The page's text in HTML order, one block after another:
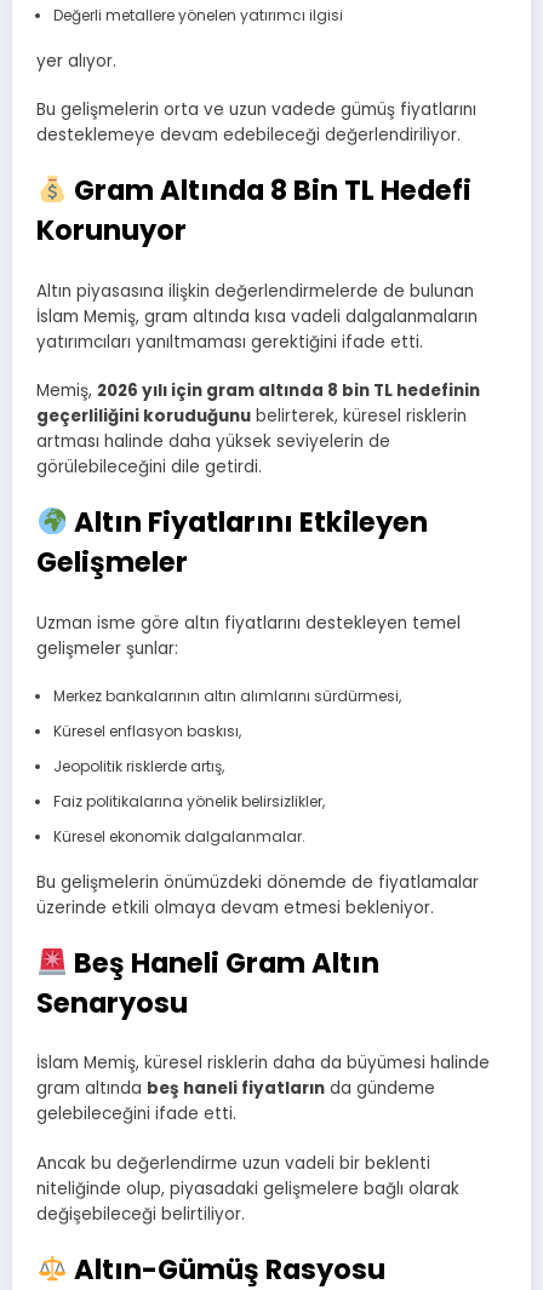
Değerli metallere yönelen yatırımcı ilgisi
yer alıyor.
Bu gelişmelerin orta ve uzun vadede gümüş fiyatlarını
desteklemeye devam edebileceği değerlendiriliyor.
Gram Altında 8 Bin TL Hedefi
Korunuyor
Altın piyasasına ilişkin değerlendirmelerde de bulunan
İslam Memiş, gram altında kısa vadeli dalgalanmaların
yatırımcıları yanıltmaması gerektiğini ifade etti.
Memiş, 2026 yılı için gram altında 8 bin TL hedefinin
geçerliliğini koruduğunu belirterek, küresel risklerin
artması halinde daha yüksek seviyelerin de
görülebileceğini dile getirdi.
Altın Fiyatlarını Etkileyen
Gelişmeler
Uzman isme göre altın fiyatlarını destekleyen temel
gelişmeler şunlar:
Merkez bankalarının altın alımlarını sürdürmesi,
Küresel enflasyon baskısı,
Jeopolitik risklerde artış,
Faiz politikalarına yönelik belirsizlikler,
Küresel ekonomik dalgalanmalar.
Bu gelişmelerin önümüzdeki dönemde de fiyatlamalar
üzerinde etkili olmaya devam etmesi bekleniyor.
Beş Haneli Gram Altın
Senaryosu
İslam Memiş, küresel risklerin daha da büyümesi halinde
gram altında beş haneli fiyatların da gündeme
gelebileceğini ifade etti.
Ancak bu değerlendirme uzun vadeli bir beklenti
niteliğinde olup, piyasadaki gelişmelere bağlı olarak
değişebileceği belirtiliyor.
Altın-Gümüş Rasyosu